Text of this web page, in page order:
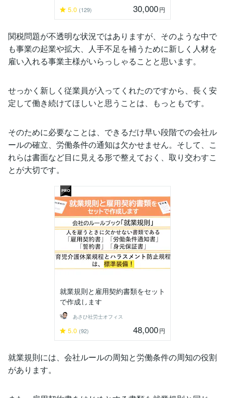
5.0 (129) 30,000円
関税問題が不透明な状況ではありますが、そのような中で
も事業の起業や拡大、人手不足を補うために新しく人材を
雇い入れる事業主様がいらっしゃることと思います。
せっかく新しく従業員が入ってくれたのですから、長く安
定して働き続けてほしいと思うことは、もっともです。
そのために必要なことは、できるだけ早い段階での会社ル
ールの確立、労働条件の通知は欠かせません。そして、こ
れらは書面など目に見える形で整えておく、取り交わすこ
とが大切です。
就業規則と雇用契約書類をセット
で作成します
あさひ社労士オフィス
5.0 (92) 48,000円
就業規則には、会社ルールの周知と労働条件の周知の役割
があります。